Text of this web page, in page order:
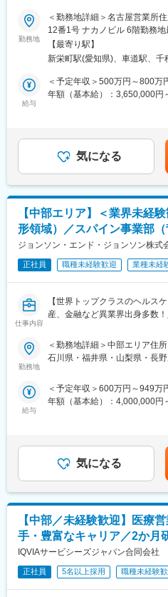
【業務内容】
■最新の学術情報の伝達：
核医学における最新の学術情
えられた最大のミッションで
■講演会の開催：
■その他：
診断補助として使用する画像
明・導入・解説等も診療科医
【訪問先】
核医学診断設備を有する国公
ます。放射線科、脳外科、循
※医師のアポイントを取り、学
す。
約1か月ほど製剤などの研修
同行していただくことを想定
変更の範囲：会社の定める業務
クターと関係構築を進めなが
を行っていただきます。
＜具体的な業務例＞
・担当する製品の提案、技術
件程度）
・最新の医療関連情報の提供
ミナーの主催など）
■担当エリア：東海（愛知・岐
■担当製品：人工股関節、人口
外科分野は高齢化によりもっ
製品力・製品数がありますの
広い提案ができます。また、
QOL向上を叶えられたお話を
常に社会貢献度の高い営業職に
■働き方
直行直帰のワークスタイルで
シブルなスケジューリングも
でミーティングを行いますし(
ラネットから学術文献などの
■教育制度
当社ではトレーニングルーム
の基礎知識、製品知識などし
す。
取り入れており、独り立ちま
マン指導でサポートいたしま
ームで協力して業務を遂行し
将来は、エリアを統括するリ
のリージョナルマネージャー
トとしての専門職、マーケテ
ます。
変更の範囲：会社の定める業務
勤務地
＜勤務地詳細＞名古屋営業所
12番1号 ナカノビル 6階勤務
／新栄町駅受動喫煙対策：屋
る事業所
【最寄り駅】
新栄町駅(愛知県)、車道駅、千
給与
＜予定年収＞500万円～800万
年額（基本給）：3,650,000
つつ、選考を通じて変動する
きるものではありません。■
ーム・会社の3つの軸で100％
はあくまでも目安の金額であ
あります。月給(月額)は固定手
気になる
【中部エリア】＜業界未経
形領域）／スパイン事業部（
ジョンソン・エンド・ジョンソン株式
正社員 職種未経験歓迎 業種未経
仕事内容
【世界トップクラスのヘルス
産、金融など異業界出身多数
担当エリアの病院（主に医師
を提案していただきます。医
＜具体的な業務内容＞
・販売代理店へのサポート
・各種学会への参加
■事業部について：
オーソペディックス事業本部
ント製品を取り扱っています
の営業職を募集しております。
■スパイン事業部：
「せぼね」と呼ばれている「
勤務地
＜勤務地詳細＞中部エリア住
石川県・福井県・山梨県・長
囲：会社の定める事業所
給与
＜予定年収＞600万円～949万
年額（基本給）：4,000,000円
補足＞※ご経験やスキルを考
ンセンティブを含む金額です
り、選考を通じて上下する可
当を含めた表記です。
気になる
【中部／未経験歓迎】医療
手・豊富なキャリア／2か月
IQVIAサービシーズジャパン合同会社
正社員 5名以上採用 職種未経験